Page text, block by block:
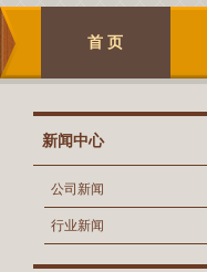
首 页
新闻中心
公司新闻
行业新闻